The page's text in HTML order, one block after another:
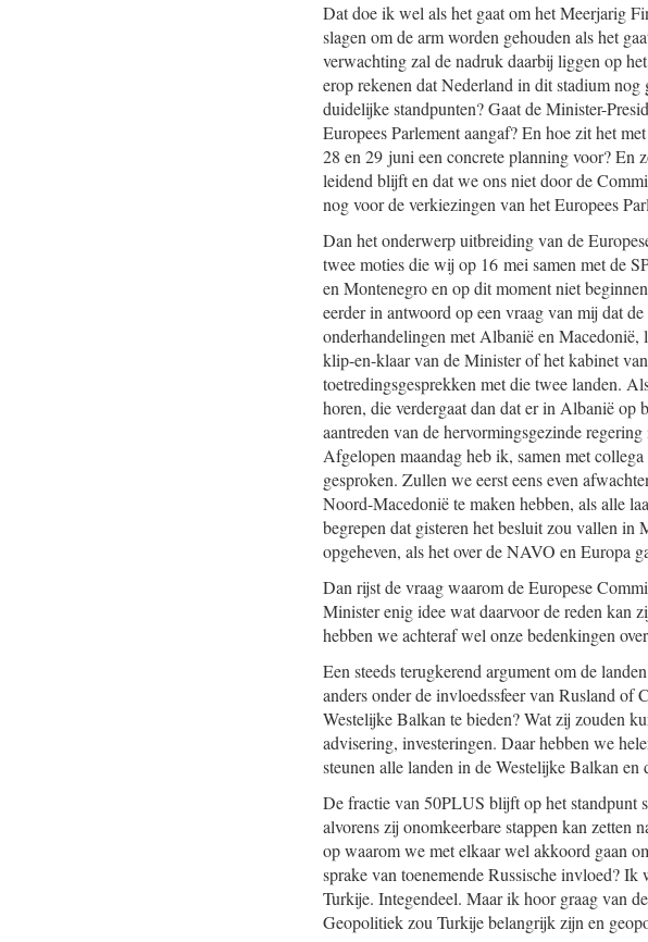
Dat doe ik wel als het gaat om het Meerjarig
slagen om de arm worden gehouden als het
verwachting zal de nadruk daarbij liggen op
erop rekenen dat Nederland in dit stadium
duidelijke standpunten? Gaat de Minister-
Europees Parlement aangaf? En hoe zit het
28 en 29 juni een concrete planning voor? En
leidend blijft en dat we ons niet door de
nog voor de verkiezingen van het Europees
Dan het onderwerp uitbreiding van de
twee moties die wij op 16 mei samen met de
en Montenegro en op dit moment niet
eerder in antwoord op een vraag van mij dat
onderhandelingen met Albanië en
klip-en-klaar van de Minister of het kabinet
toetredingsgesprekken met die twee landen.
horen, die verdergaat dan dat er in Albanië op
aantreden van de hervormingsgezinde
Afgelopen maandag heb ik, samen met
gesproken. Zullen we eerst eens even
Noord-Macedonië te maken hebben, als alle
begrepen dat gisteren het besluit zou vallen
opgeheven, als het over de NAVO en Europa
Dan rijst de vraag waarom de Europese
Minister enig idee wat daarvoor de reden kan
hebben we achteraf wel onze bedenkingen
Een steeds terugkerend argument om de
anders onder de invloedssfeer van Rusland
Westelijke Balkan te bieden? Wat zij zouden
advisering, investeringen. Daar hebben we
steunen alle landen in de Westelijke Balkan
De fractie van 50PLUS blijft op het standpunt
alvorens zij onomkeerbare stappen kan
op waarom we met elkaar wel akkoord gaan
sprake van toenemende Russische invloed?
Turkije. Integendeel. Maar ik hoor graag van
Geopolitiek zou Turkije belangrijk zijn en